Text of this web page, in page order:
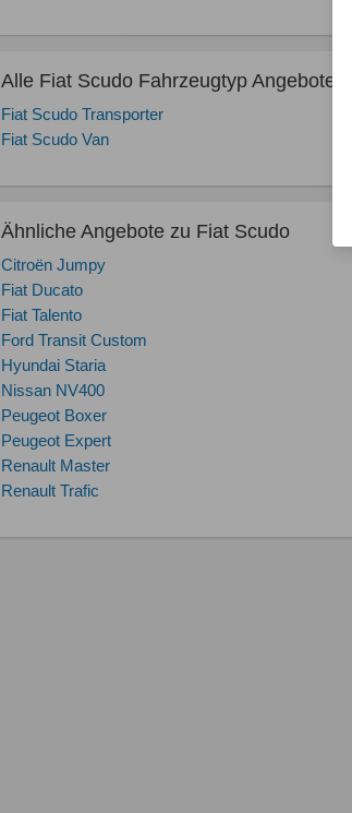
Alle Fiat Scudo Fahrzeugtyp Angebote
Fiat Scudo Transporter
Fiat Scudo Van
Ähnliche Angebote zu Fiat Scudo
Citroën Jumpy
Fiat Ducato
Fiat Talento
Ford Transit Custom
Hyundai Staria
Nissan NV400
Peugeot Boxer
Peugeot Expert
Renault Master
Renault Trafic